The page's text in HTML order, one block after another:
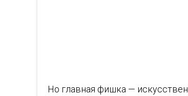
Но главная фишка —